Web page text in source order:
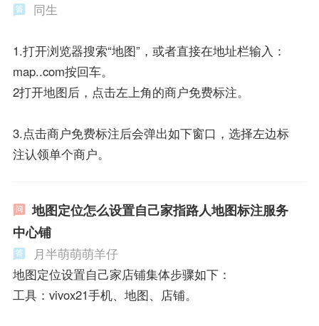
同生
1.打开浏览器搜索“地图”，或者直接在地址栏输入：
map..com按回车。
2打开地图后，点击左上角的商户免费标注。
3.点击商户免费标注后会弹出如下窗口，选择左边标
注认领单个商户。
地图定位怎么设置自己家指路人地图标注服务
中心铺
月半萌萌萌羊仔
地图定位设置自己家店铺集体步骤如下：
工具：vivox21手机、地图、店铺。